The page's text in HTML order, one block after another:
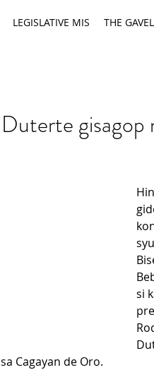
LEGISLATIVE MIS THE GAVEL
gisagop
si
Cagayan de Oro.